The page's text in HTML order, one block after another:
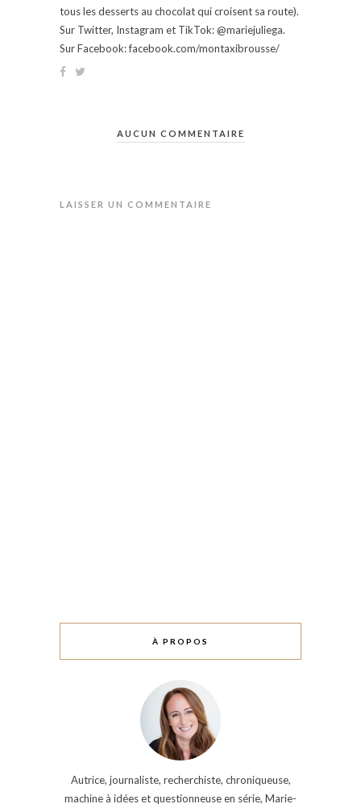
tous les desserts au chocolat qui croisent sa route).
Sur Twitter, Instagram et TikTok: @mariejuliega.
Sur Facebook: facebook.com/montaxibrousse/
AUCUN COMMENTAIRE
LAISSER UN COMMENTAIRE
À PROPOS
Autrice, journaliste, recherchiste, chroniqueuse,
machine à idées et questionneuse en série, Marie-